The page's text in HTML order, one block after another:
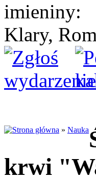
imieniny:
Klary,
» Nauka
krwi